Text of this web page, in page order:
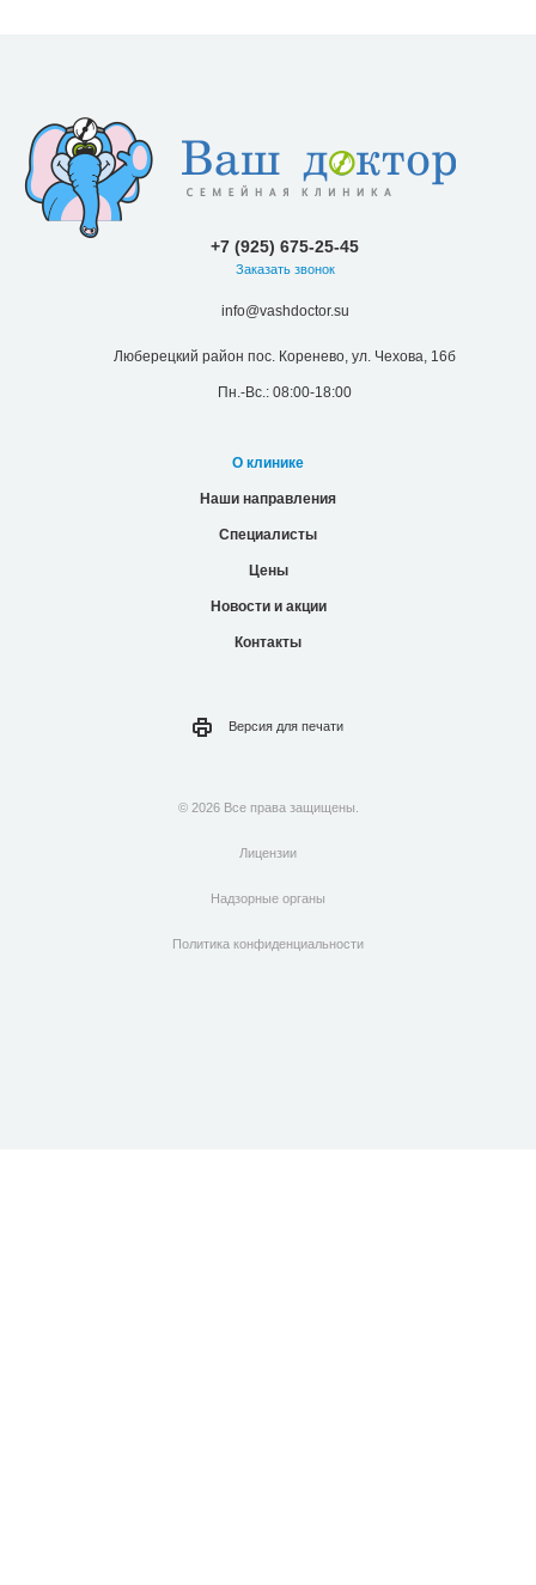
+7 (925) 675-25-45
Заказать звонок
info@vashdoctor.su
Люберецкий район пос. Коренево, ул. Чехова, 16б
Пн.-Вс.: 08:00-18:00
О клинике
Наши направления
Специалисты
Цены
Новости и акции
Контакты
Версия для печати
© 2026 Все права защищены.
Лицензии
Надзорные органы
Политика конфиденциальности